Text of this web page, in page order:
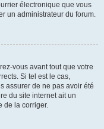
électronique que vous
un administrateur du forum.
vous avant tout que votre
Si tel est le cas,
assurer de ne pas avoir été
du site internet ait un
de la corriger.